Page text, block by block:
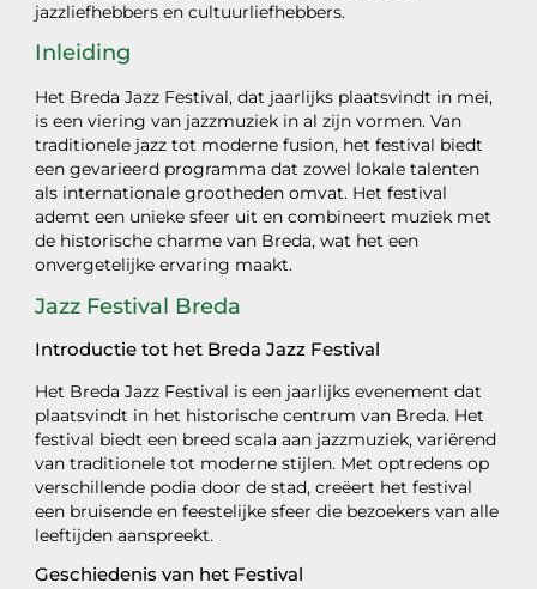
jazzliefhebbers en cultuurliefhebbers.
Inleiding
Het Breda Jazz Festival, dat jaarlijks plaatsvindt in mei,
is een viering van jazzmuziek in al zijn vormen. Van
traditionele jazz tot moderne fusion, het festival biedt
een gevarieerd programma dat zowel lokale talenten
als internationale grootheden omvat. Het festival
ademt een unieke sfeer uit en combineert muziek met
de historische charme van Breda, wat het een
onvergetelijke ervaring maakt.
Jazz Festival Breda
Introductie tot het Breda Jazz Festival
Het Breda Jazz Festival is een jaarlijks evenement dat
plaatsvindt in het historische centrum van Breda. Het
festival biedt een breed scala aan jazzmuziek, variërend
van traditionele tot moderne stijlen. Met optredens op
verschillende podia door de stad, creëert het festival
een bruisende en feestelijke sfeer die bezoekers van alle
leeftijden aanspreekt.
Geschiedenis van het Festival